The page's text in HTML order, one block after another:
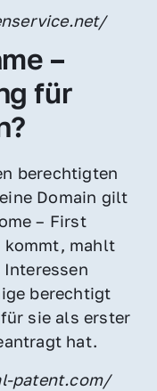
–
für
berechtigten
Domain gilt
– First
kommt, mahlt
berechtigt
sie als erster
hat.
patent.com/